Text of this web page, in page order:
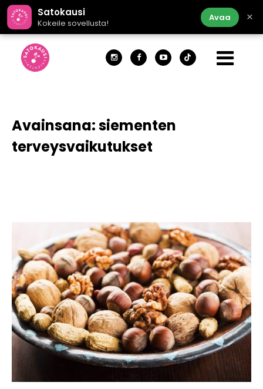
Satokausi
Kokeile sovellusta!
Avaa ×
Avainsana:siementen
terveysvaikutukset